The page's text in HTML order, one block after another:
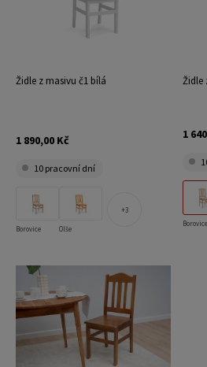
Židle z masivu č1 bílá
1 890,00 Kč
10 pracovní dní
Borovice Olše
3
Židle
1
Borovice